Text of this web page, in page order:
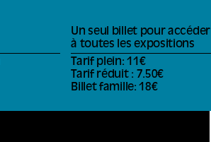
Un seul billet pour accéder
à toutes les expositions
Tarif plein: 11€
Tarif réduit : 7.50€
Billet famille: 18€